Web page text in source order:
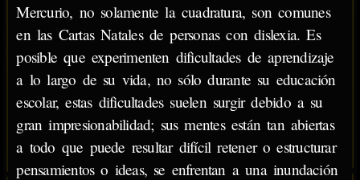
Mercurio, no solamente la cuadratura, son comunes
en las Cartas Natales de personas con dislexia. Es
posible que experimenten dificultades de aprendizaje
a lo largo de su vida, no sólo durante su educación
escolar, estas dificultades suelen surgir debido a su
gran impresionabilidad; sus mentes están tan abiertas
a todo que puede resultar difícil retener o estructurar
pensamientos o ideas, se enfrentan a una inundación